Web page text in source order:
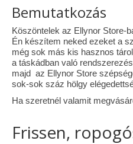
Bemutatkozás
Köszöntelek az Ellynor Store-
Én készítem neked ezeket a
még sok más kis hasznos
a táskádban való
majd az Ellynor Store
sok-sok száz hölgy
Ha szeretnél valamit
Frissen,